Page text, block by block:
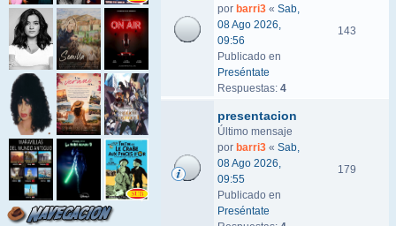
por barri3 « Sab,
08 Ago 2026,
09:56
Publicado en
Preséntate
Respuestas: 4
143
presentacion
Último mensaje
por barri3 « Sab,
08 Ago 2026,
09:55
Publicado en
Preséntate
179